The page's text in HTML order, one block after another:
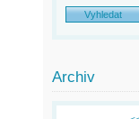
Archiv